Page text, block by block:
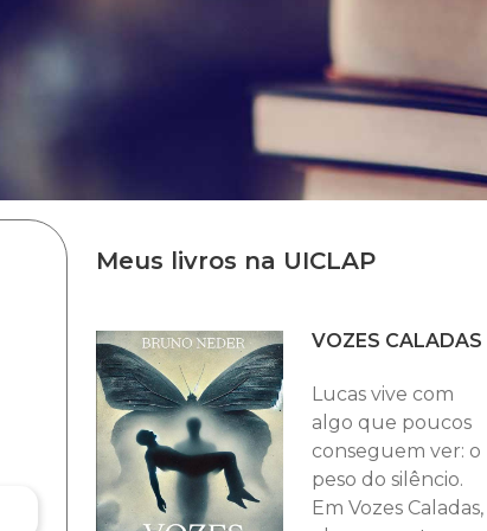
Meus livros na UICLAP
VOZES CALADAS
Lucas vive com
algo que poucos
conseguem ver: o
peso do silêncio.
Em Vozes Caladas,